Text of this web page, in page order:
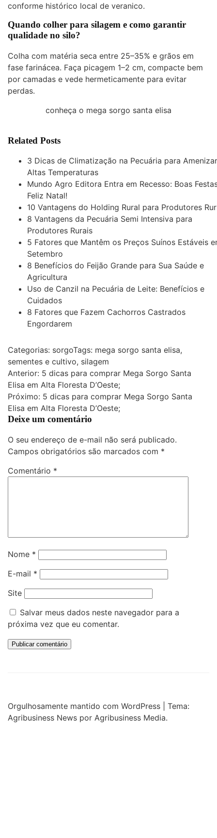
conforme histórico local de veranico.
Quando colher para silagem e como garantir
qualidade no silo?
Colha com matéria seca entre 25–35% e grãos em
fase farinácea. Faça picagem 1–2 cm, compacte bem
por camadas e vede hermeticamente para evitar
perdas.
conheça o mega sorgo santa elisa
Related Posts
3 Dicas de Climatização na Pecuária para Amenizar
Altas Temperaturas
Mundo Agro Editora Entra em Recesso: Boas
Feliz Natal!
10 Vantagens do Holding Rural para Produtores
8 Vantagens da Pecuária Semi Intensiva para
Produtores Rurais
5 Fatores que Mantêm os Preços Suínos Estáveis
Setembro
8 Benefícios do Feijão Grande para Sua Saúde e
Agricultura
Uso de Canzil na Pecuária de Leite: Benefícios e
Cuidados
8 Fatores que Fazem Cachorros Castrados
Engordarem
Categorias: sorgoTags: mega sorgo santa elisa,
sementes e cultivo, silagem
Navegação
de
Post
Anterior: 5 dicas para comprar Mega Sorgo Santa
Elisa em Alta Floresta D’Oeste;
Próximo: 5 dicas para comprar Mega Sorgo Santa
Elisa em Alta Floresta D’Oeste;
Deixe um comentário
O seu endereço de e-mail não será publicado.
Campos obrigatórios são marcados com *
Comentário *
Nome *
E-mail *
Site
Salvar meus dados neste navegador para a
próxima vez que eu comentar.
Orgulhosamente mantido com WordPress
Tema:
Agribusiness News por Agribusiness Media.